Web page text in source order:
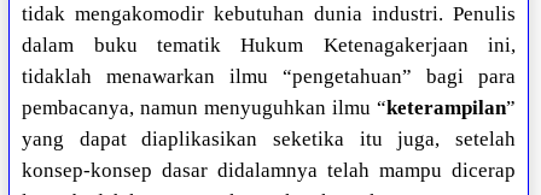
tidak mengakomodir kebutuhan dunia industri. Penulis
dalam buku tematik Hukum Ketenagakerjaan ini,
tidaklah menawarkan ilmu “pengetahuan” bagi para
pembacanya, namun menyuguhkan ilmu “keterampilan”
yang dapat diaplikasikan seketika itu juga, setelah
konsep-konsep dasar didalamnya telah mampu dicerap